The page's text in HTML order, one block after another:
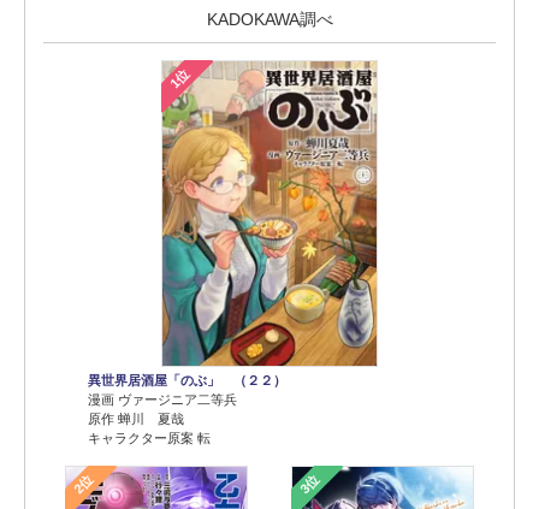
KADOKAWA調べ
1位
異世界居酒屋「のぶ」 （２２）
漫画 ヴァージニア二等兵
原作 蝉川 夏哉
キャラクター原案 転
2位 3位